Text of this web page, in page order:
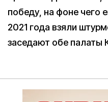
победу, на фоне чего
2021 года взяли
заседают обе палаты